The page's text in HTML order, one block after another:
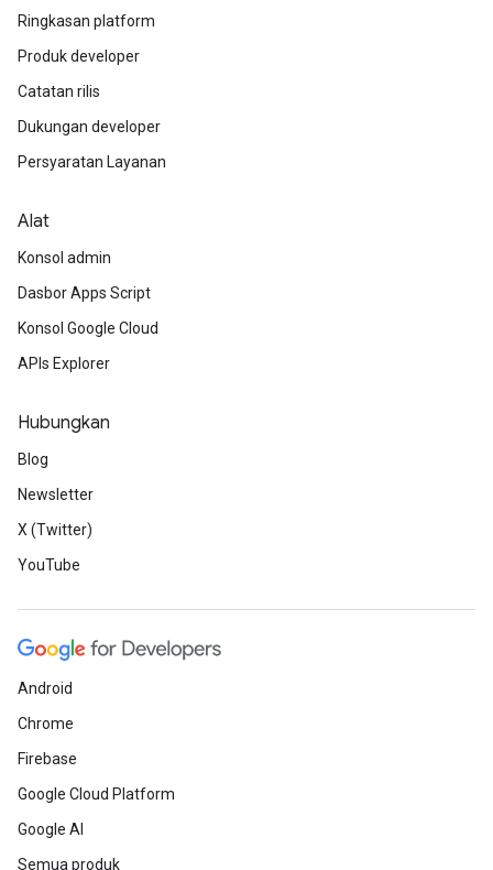
Ringkasan platform
Produk developer
Catatan rilis
Dukungan developer
Persyaratan Layanan
Alat
Konsol admin
Dasbor Apps Script
Konsol Google Cloud
APIs Explorer
Hubungkan
Blog
Newsletter
X (Twitter)
YouTube
Android
Chrome
Firebase
Google Cloud Platform
Google AI
Semua produk